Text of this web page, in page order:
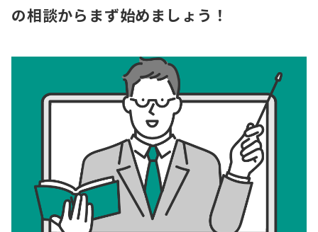
の相談からまず始めましょう！